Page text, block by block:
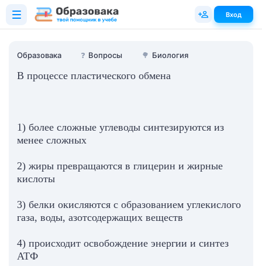
Образовака ❓ Вопросы 🌳 Биология
В процессе пластического обмена
1) более сложные углеводы синтезируются из
менее сложных
2) жиры превращаются в глицерин и жирные
кислоты
3) белки окисляются с образованием углекислого
газа, воды, азотсодержащих веществ
4) происходит освобождение энергии и синтез
АТФ
Вход